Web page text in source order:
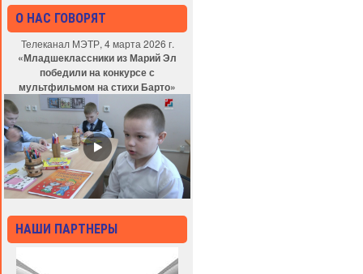
О НАС ГОВОРЯТ
Телеканал МЭТР, 4 марта 2026 г.
«Младшеклассники из Марий Эл
победили на конкурсе с
мультфильмом на стихи Барто»
НАШИ ПАРТНЕРЫ